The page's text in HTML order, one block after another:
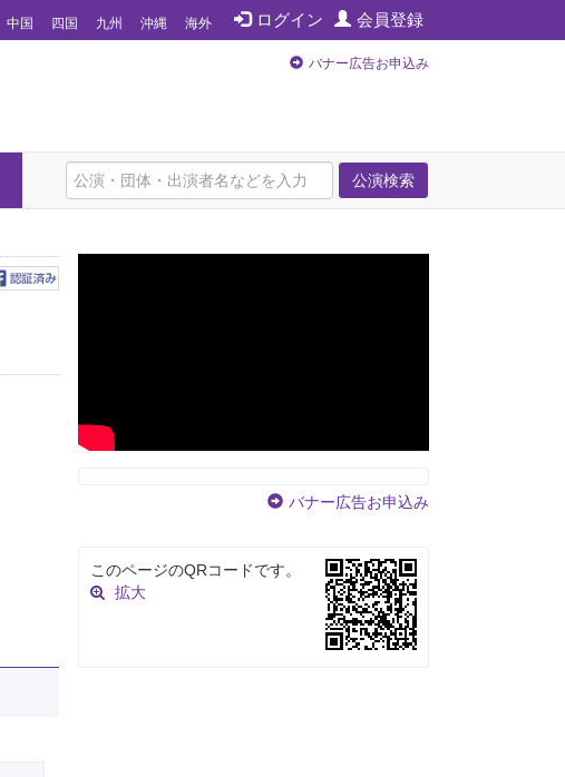
ログイン 会員登録
中国 四国 九州 沖縄 海外
バナー広告お申込み
公演検索
バナー広告お申込み
このページのQRコードです。
拡大